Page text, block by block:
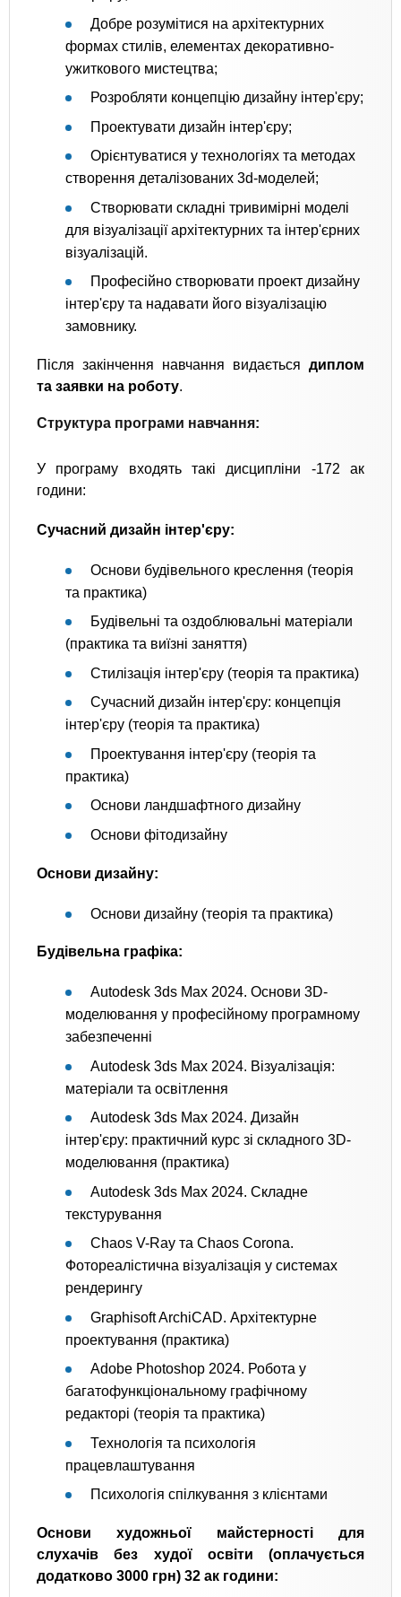
Добре розумітися на архітектурних
формах стилів, елементах декоративно-
ужиткового мистецтва;
Розробляти концепцію дизайну інтер'єру;
Проектувати дизайн інтер'єру;
Орієнтуватися у технологіях та методах
створення деталізованих 3d-моделей;
Створювати складні тривимірні моделі
для візуалізації архітектурних та інтер'єрних
візуалізацій.
Професійно створювати проект дизайну
інтер'єру та надавати його візуалізацію
замовнику.
Після закінчення навчання видається диплом
та заявки на роботу.
Структура програми навчання:
У програму входять такі дисципліни -172 ак
години:
Сучасний дизайн інтер'єру:
Основи будівельного креслення (теорія
та практика)
Будівельні та оздоблювальні матеріали
(практика та виїзні заняття)
Стилізація інтер'єру (теорія та практика)
Сучасний дизайн інтер'єру: концепція
інтер'єру (теорія та практика)
Проектування інтер'єру (теорія та
практика)
Основи ландшафтного дизайну
Основи фітодизайну
Основи дизайну:
Основи дизайну (теорія та практика)
Будівельна графіка:
Autodesk 3ds Max 2024. Основи 3D-
моделювання у професійному програмному
забезпеченні
Autodesk 3ds Max 2024. Візуалізація:
матеріали та освітлення
Autodesk 3ds Max 2024. Дизайн
інтер'єру: практичний курс зі складного 3D-
моделювання (практика)
Autodesk 3ds Max 2024. Складне
текстурування
Chaos V-Ray та Chaos Corona.
Фотореалістична візуалізація у системах
рендерингу
Graphisoft ArchiCAD. Архітектурне
проектування (практика)
Adobe Photoshop 2024. Робота у
багатофункціональному графічному
редакторі (теорія та практика)
Технологія та психологія
працевлаштування
Психологія спілкування з клієнтами
Основи художньої майстерності для
слухачів без худої освіти (оплачується
додатково 3000 грн) 32 ак години: